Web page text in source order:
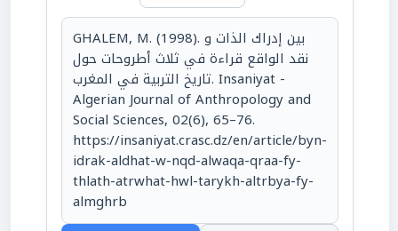
GHALEM, M. (1998). بين إدراك الذات و
نقد الواقع قراءة في ثلاث أطروحات حول
تاريخ التربية في المغرب. Insaniyat -
Algerian Journal of Anthropology and
Social Sciences, 02(6), 65–76.
https://insaniyat.crasc.dz/en/article/byn-
idrak-aldhat-w-nqd-alwaqa-qraa-fy-
thlath-atrwhat-hwl-tarykh-altrbya-fy-
almghrb